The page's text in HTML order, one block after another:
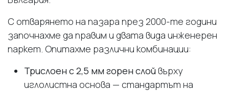
С отварянето на пазара през 2000-те години
започнахме да правим и двата вида инженерен
паркет. Опитахме различни комбинации:
Трислоен с 2,5 мм горен слойвърху
иглолистна основа — стандартът на